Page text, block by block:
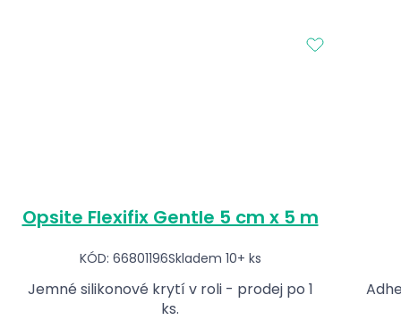
Opsite Flexifix Gentle 5 cm x 5 m
KÓD: 66801196Skladem 10+ ks
Jemné silikonové krytí v roli - prodej po 1
ks.